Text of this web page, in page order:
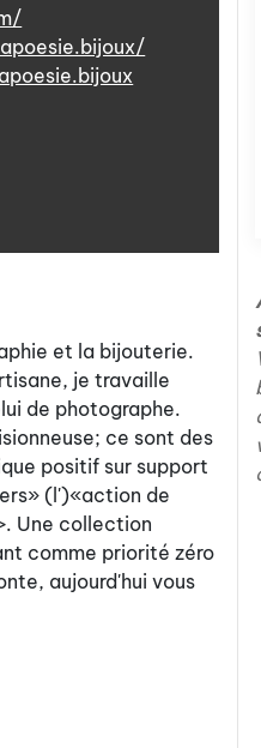
et la bijouterie.
je travaille
de photographe.
ce sont des
positif sur support
(l')«action de
Une collection
comme priorité zéro
aujourd'hui vous